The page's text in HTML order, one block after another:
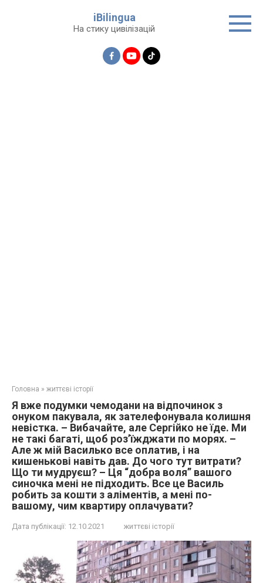
iBilingua
На стику цивілізацій
Головна » життєві історії
Я вже подумки чемодани на відпочинок з
онуком пакувала, як зателефонувала колишня
невістка. – Вибачайте, але Сергійко не їде. Ми
не такі багаті, щоб роз’їжджати по морях. –
Але ж мій Василько все оплатив, і на
кишенькові навіть дав. До чого тут витрати?
Що ти мудруєш? – Ця “добра воля” вашого
синочка мені не підходить. Все це Василь
робить за кошти з аліментів, а мені по-
вашому, чим квартиру оплачувати?
Дата публікації: 12.10.2021 життєві історії